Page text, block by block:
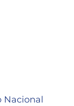
Nacional